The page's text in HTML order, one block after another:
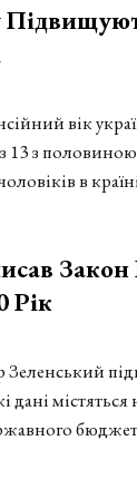
вік
13 з
в
Рік
дані